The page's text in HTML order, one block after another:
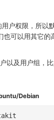
户权限，所以
也可以用其它的
以及用户组，
Debian